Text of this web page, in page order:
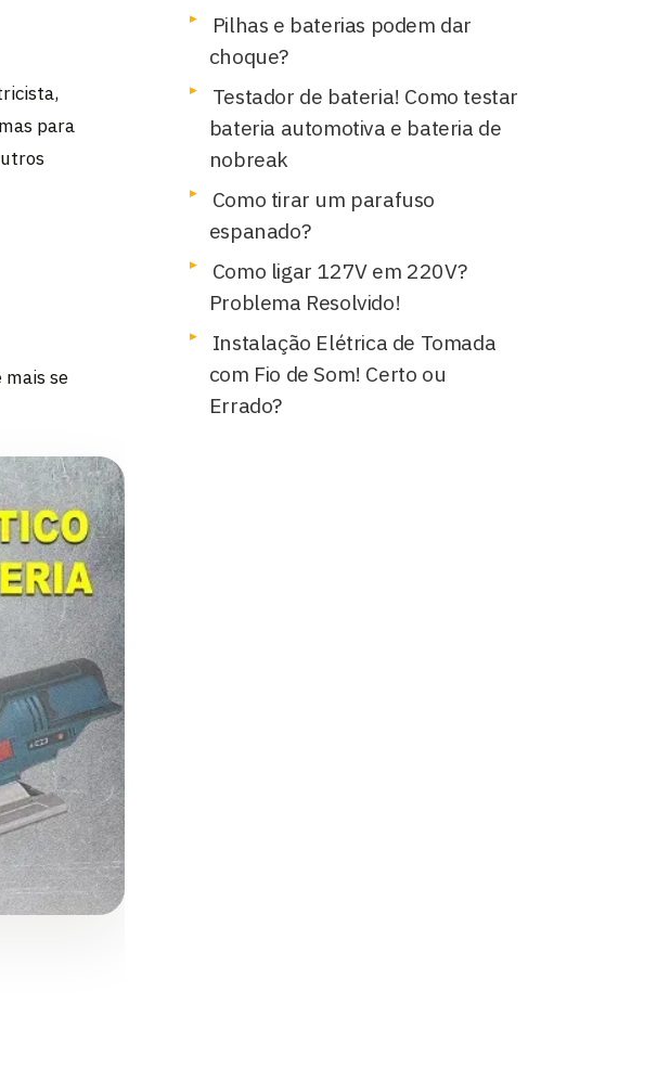
para
mais se
Pilhas e baterias podem dar
choque?
Testador de bateria! Como testar
bateria automotiva e bateria de
nobreak
Como tirar um parafuso
espanado?
Como ligar 127V em 220V?
Problema Resolvido!
Instalação Elétrica de Tomada
com Fio de Som! Certo ou
Errado?